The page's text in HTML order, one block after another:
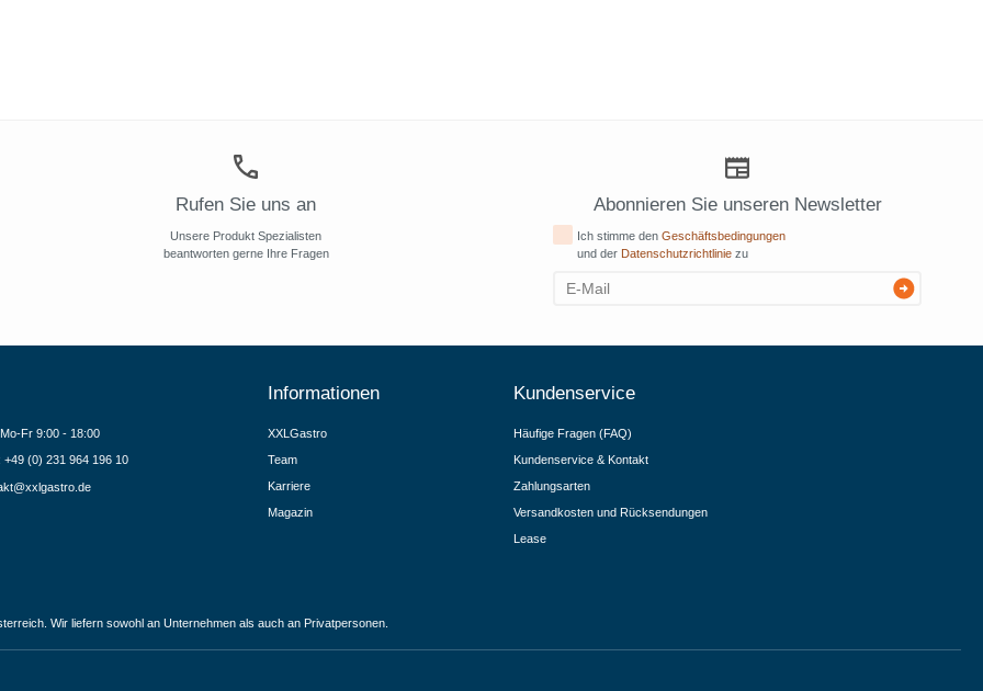
Rufen Sie uns an
Unsere Produkt Spezialisten
beantworten gerne Ihre Fragen
Abonnieren Sie unseren Newsletter
Ich stimme denGeschäftsbedingungen
und der Datenschutzrichtlinie zu
Fr 9:00 - 18:00
+49 (0) 231 964 196 10
Informationen
XXLGastro
Team
Karriere
Magazin
Kundenservice
Häufige Fragen (FAQ)
Kundenservice & Kontakt
Zahlungsarten
Versandkosten und Rücksendungen
Lease
Wir liefern sowohl an Unternehmen als auch an Privatpersonen.